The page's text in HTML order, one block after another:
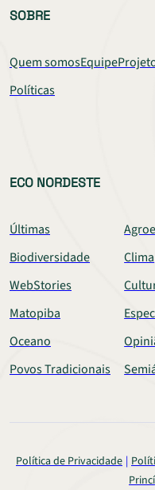
SOBRE
Quem somosEquipe
Políticas
ECO NORDESTE
Últimas
Biodiversidade
Clima
WebStories
Matopiba
Oceano
Povos Tradicionais
Política de Privacidade